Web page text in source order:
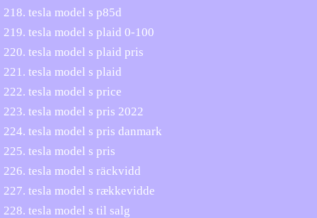
tesla model s p85d
tesla model s plaid 0-100
tesla model s plaid pris
tesla model s plaid
tesla model s price
tesla model s pris 2022
tesla model s pris danmark
tesla model s pris
tesla model s räckvidd
tesla model s rækkevidde
tesla model s til salg